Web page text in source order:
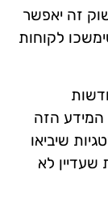
זה יאפשר
לקוחות
המידע הזה
שיביאו
שעדיין לא